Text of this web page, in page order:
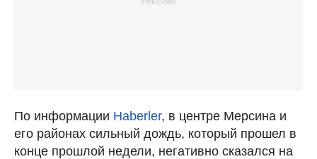
По информации Haberler, в центре Мерсина и
его районах сильный дождь, который прошел в
конце прошлой недели, негативно сказался на